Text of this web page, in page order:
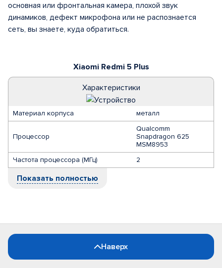
Xiaomi Redmi 5 Plus
Характеристики
Материал корпуса металл
Процессор
Qualcomm
Snapdragon 625
MSM8953
Частота процессора (МГц)
2
Показать полностью
основная или фронтальная камера, плохой звук
динамиков, дефект микрофона или не распознается
сеть, вы знаете, куда обратиться.
Наверх